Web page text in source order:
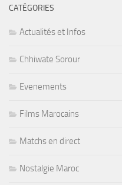
CATÉGORIES
Actualités et Infos
Chhiwate Sorour
Evenements
Films Marocains
Matchs en direct
Nostalgie Maroc